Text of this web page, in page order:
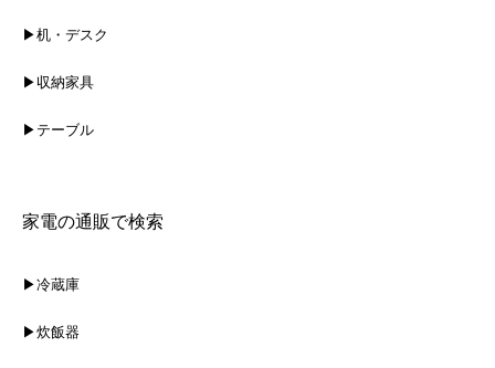
▶机・デスク
▶収納家具
▶テーブル
家電の通販で検索
▶冷蔵庫
▶炊飯器